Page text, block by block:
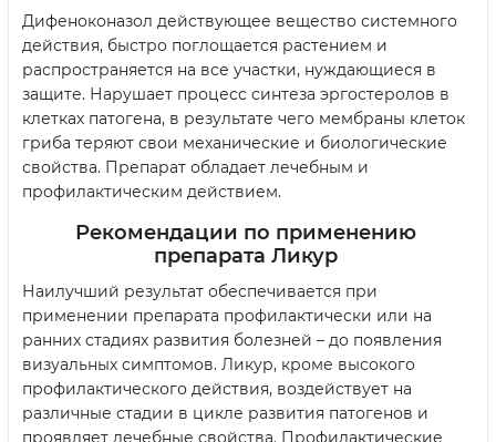
Дифеноконазол действующее вещество системного
действия, быстро поглощается растением и
распространяется на все участки, нуждающиеся в
защите. Нарушает процесс синтеза эргостеролов в
клетках патогена, в результате чего мембраны клеток
гриба теряют свои механические и биологические
свойства. Препарат обладает лечебным и
профилактическим действием.
Рекомендации по применению
препарата Ликур
Наилучший результат обеспечивается при
применении препарата профилактически или на
ранних стадиях развития болезней – до появления
визуальных симптомов. Ликур, кроме высокого
профилактического действия, воздействует на
различные стадии в цикле развития патогенов и
проявляет лечебные свойства. Профилактические